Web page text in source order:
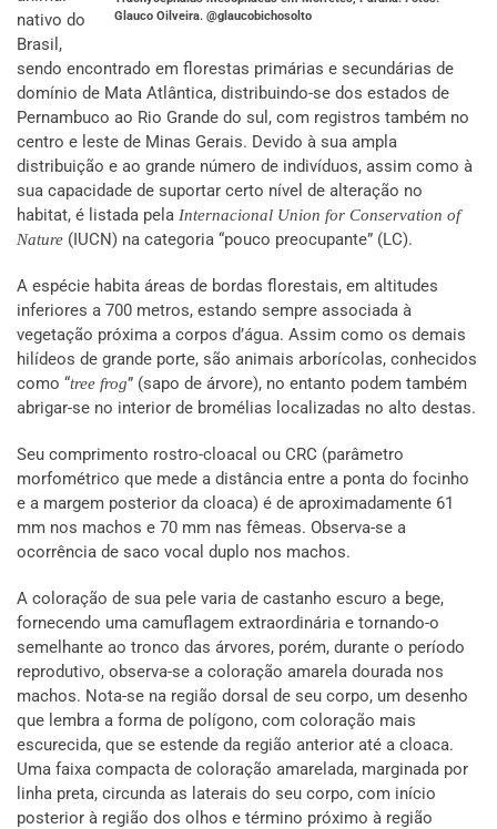
Glauco Oilveira. @glaucobichosolto
nativo do
Brasil,
sendo encontrado em florestas primárias e secundárias de
domínio de Mata Atlântica, distribuindo-se dos estados de
Pernambuco ao Rio Grande do sul, com registros também no
centro e leste de Minas Gerais. Devido à sua ampla
distribuição e ao grande número de indivíduos, assim como à
sua capacidade de suportar certo nível de alteração no
habitat, é listada pela Internacional Union for Conservation of
Nature (IUCN) na categoria “pouco preocupante” (LC).
A espécie habita áreas de bordas florestais, em altitudes
inferiores a 700 metros, estando sempre associada à
vegetação próxima a corpos d’água. Assim como os demais
hilídeos de grande porte, são animais arborícolas, conhecidos
como “tree frog” (sapo de árvore), no entanto podem também
abrigar-se no interior de bromélias localizadas no alto destas.
Seu comprimento rostro-cloacal ou CRC (parâmetro
morfométrico que mede a distância entre a ponta do focinho
e a margem posterior da cloaca) é de aproximadamente 61
mm nos machos e 70 mm nas fêmeas. Observa-se a
ocorrência de saco vocal duplo nos machos.
A coloração de sua pele varia de castanho escuro a bege,
fornecendo uma camuflagem extraordinária e tornando-o
semelhante ao tronco das árvores, porém, durante o período
reprodutivo, observa-se a coloração amarela dourada nos
machos. Nota-se na região dorsal de seu corpo, um desenho
que lembra a forma de polígono, com coloração mais
escurecida, que se estende da região anterior até a cloaca.
Uma faixa compacta de coloração amarelada, marginada por
linha preta, circunda as laterais do seu corpo, com início
posterior à região dos olhos e término próximo à região